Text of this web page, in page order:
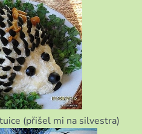
(přišel mi na silvestra)